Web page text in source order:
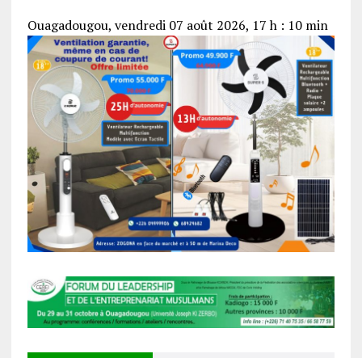
Ouagadougou, vendredi 07 août 2026, 17 h : 10 min